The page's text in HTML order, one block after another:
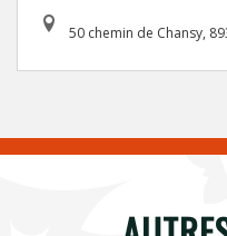
50 chemin de Chansy,